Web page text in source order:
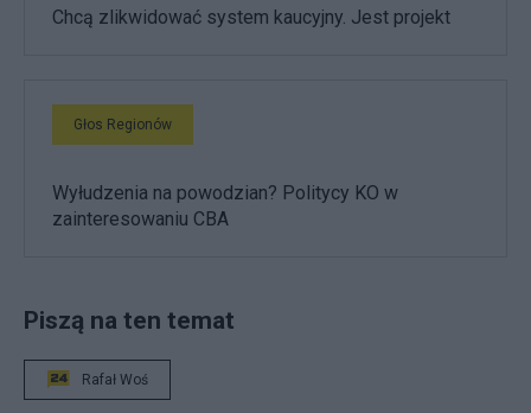
Chcą zlikwidować system kaucyjny. Jest projekt
Głos Regionów
Wyłudzenia na powodzian? Politycy KO w
zainteresowaniu CBA
Piszą na ten temat
Rafał Woś